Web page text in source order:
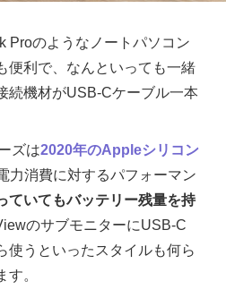
Proのようなノートパソコン
便利で、なんといっても一緒
続機材がUSB-Cケーブル一本
ズは2020年のAppleシリコン
力消費に対するパフォーマン
ていてもバッテリー残量を持
のサブモニターにUSB-C
使うといったスタイルも何ら
。